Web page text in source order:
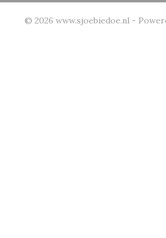
© 2026 www.sjoebiedoe.nl -